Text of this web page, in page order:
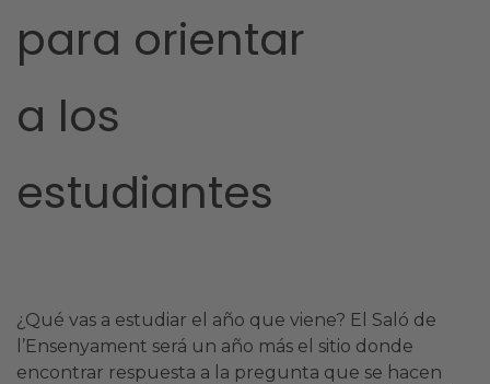
para orientar
a los
estudiantes
¿Qué vas a estudiar el año que viene? El Saló de
l’Ensenyament será un año más el sitio donde
encontrar respuesta a la pregunta que se hacen